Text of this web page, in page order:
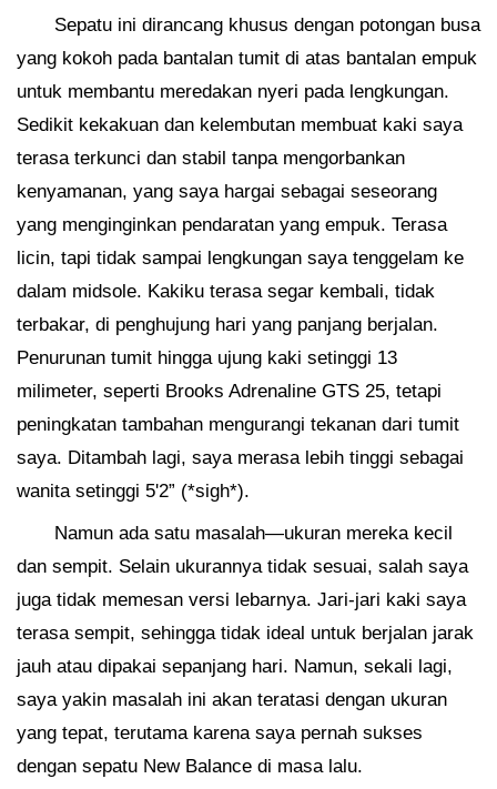
Sepatu ini dirancang khusus dengan potongan busa
yang kokoh pada bantalan tumit di atas bantalan empuk
untuk membantu meredakan nyeri pada lengkungan.
Sedikit kekakuan dan kelembutan membuat kaki saya
terasa terkunci dan stabil tanpa mengorbankan
kenyamanan, yang saya hargai sebagai seseorang
yang menginginkan pendaratan yang empuk. Terasa
licin, tapi tidak sampai lengkungan saya tenggelam ke
dalam midsole. Kakiku terasa segar kembali, tidak
terbakar, di penghujung hari yang panjang berjalan.
Penurunan tumit hingga ujung kaki setinggi 13
milimeter, seperti Brooks Adrenaline GTS 25, tetapi
peningkatan tambahan mengurangi tekanan dari tumit
saya. Ditambah lagi, saya merasa lebih tinggi sebagai
wanita setinggi 5'2” (*sigh*).
Namun ada satu masalah—ukuran mereka kecil
dan sempit. Selain ukurannya tidak sesuai, salah saya
juga tidak memesan versi lebarnya. Jari-jari kaki saya
terasa sempit, sehingga tidak ideal untuk berjalan jarak
jauh atau dipakai sepanjang hari. Namun, sekali lagi,
saya yakin masalah ini akan teratasi dengan ukuran
yang tepat, terutama karena saya pernah sukses
dengan sepatu New Balance di masa lalu.